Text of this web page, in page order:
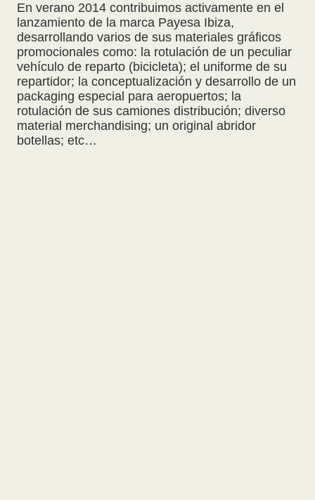
En verano 2014 contribuimos activamente en el
lanzamiento de la marca Payesa Ibiza,
desarrollando varios de sus materiales gráficos
promocionales como: la rotulación de un peculiar
vehículo de reparto (bicicleta); el uniforme de su
repartidor; la conceptualización y desarrollo de un
packaging especial para aeropuertos; la
rotulación de sus camiones distribución; diverso
material merchandising; un original abridor
botellas; etc…